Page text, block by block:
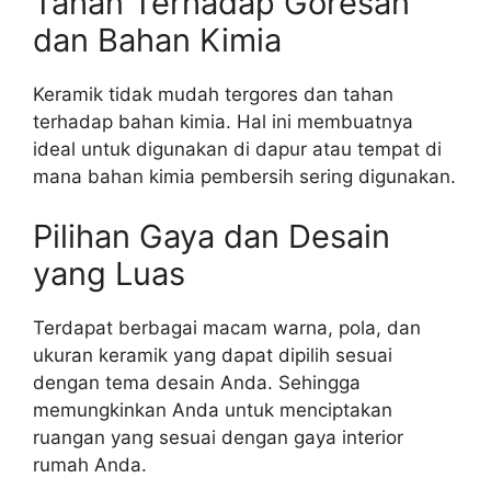
dan Bahan Kimia
Keramik tidak mudah tergores dan tahan
terhadap bahan kimia. Hal ini membuatnya
ideal untuk digunakan di dapur atau tempat di
mana bahan kimia pembersih sering digunakan.
Pilihan Gaya dan Desain
yang Luas
Terdapat berbagai macam warna, pola, dan
ukuran keramik yang dapat dipilih sesuai
dengan tema desain Anda. Sehingga
memungkinkan Anda untuk menciptakan
ruangan yang sesuai dengan gaya interior
rumah Anda.